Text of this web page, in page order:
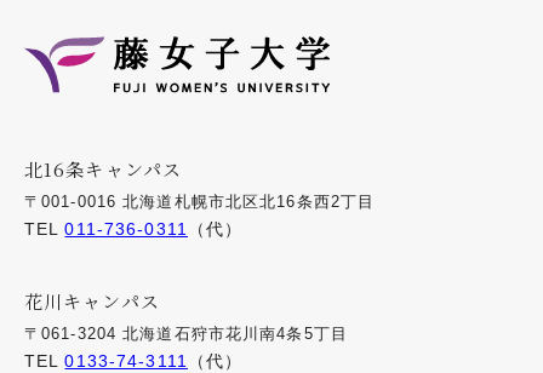
北16条キャンパス
〒001-0016 北海道札幌市北区北16条西2丁目
TEL011-736-0311 （代）
花川キャンパス
〒061-3204 北海道石狩市花川南4条5丁目
TEL0133-74-3111 （代）